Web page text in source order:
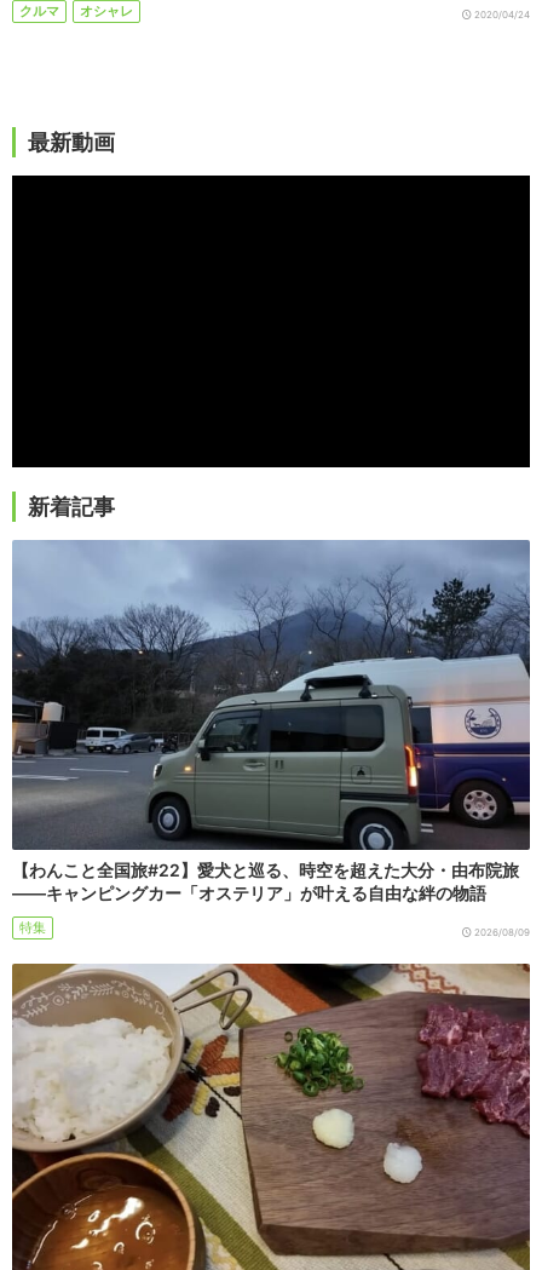
クルマ オシャレ 2020/04/24
最新動画
新着記事
【わんこと全国旅#22】愛犬と巡る、時空を超えた大分・由布院旅
――キャンピングカー「オステリア」が叶える自由な絆の物語
特集 2026/08/09